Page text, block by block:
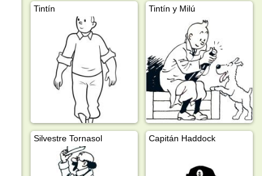
Tintín Tintín y Milú
Silvestre Tornasol Capitán Haddock